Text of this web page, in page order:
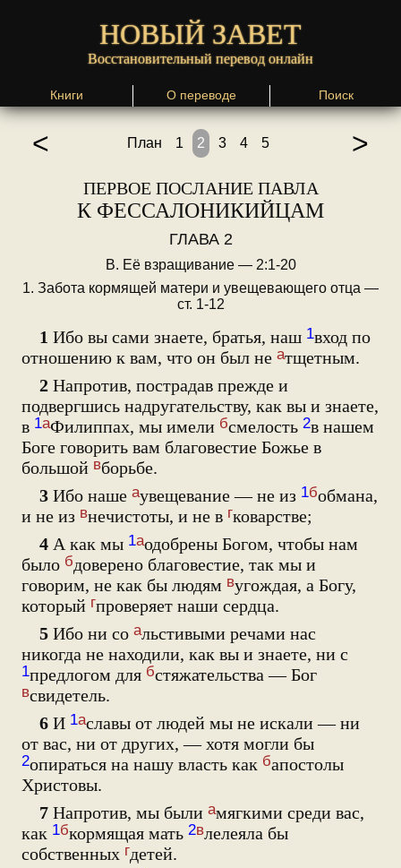
НОВЫЙ ЗАВЕТ
Восстановительный перевод онлайн
Книги О переводе Поиск
< План 1 2 3 4 5 >
ПЕРВОЕ ПОСЛАНИЕ ПАВЛА
К ФЕССАЛОНИКИЙЦАМ
ГЛАВА 2
В. Её взращивание — 2:1-20
1. Забота кормящей матери и увещевающего отца —
ст. 1-12
1 Ибо вы сами знаете, братья, наш 1вход по
отношению к вам, что он был не атщетным.
2 Напротив, пострадав прежде и
подвергшись надругательству, как вы и знаете,
в 1аФилиппах, мы имели бсмелость 2в нашем
Боге говорить вам благовестие Божье в
большой вборьбе.
3 Ибо наше аувещевание — не из 1бобмана,
и не из внечистоты, и не в гковарстве;
4 А как мы 1аодобрены Богом, чтобы нам
было бдоверено благовестие, так мы и
говорим, не как бы людям вугождая, а Богу,
который гпроверяет наши сердца.
5 Ибо ни со альстивыми речами нас
никогда не находили, как вы и знаете, ни с
1предлогом для бстяжательства — Бог
всвидетель.
6 И 1аславы от людей мы не искали — ни
от вас, ни от других, — хотя могли бы
2опираться на нашу власть как бапостолы
Христовы.
7 Напротив, мы были амягкими среди вас,
как 1бкормящая мать 2влелеяла бы
собственных гдетей.